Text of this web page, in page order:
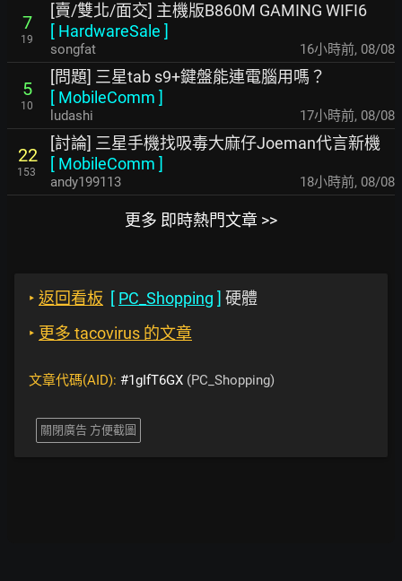
7
19
[賣/雙北/面交] 主機版B860M GAMING WIFI6
[ HardwareSale ]
songfat 16小時前, 08/08
5
10
[問題] 三星tab s9+鍵盤能連電腦用嗎？
[ MobileComm ]
ludashi 17小時前, 08/08
22
153
[討論] 三星手機找吸毒大麻仔Joeman代言新機
[ MobileComm ]
andy199113 18小時前, 08/08
更多 即時熱門文章 >>
‣ 返回看板 [ PC_Shopping ] 硬體
‣ 更多 tacovirus 的文章
文章代碼(AID): #1gIfT6GX (PC_Shopping)
關閉廣告 方便截圖